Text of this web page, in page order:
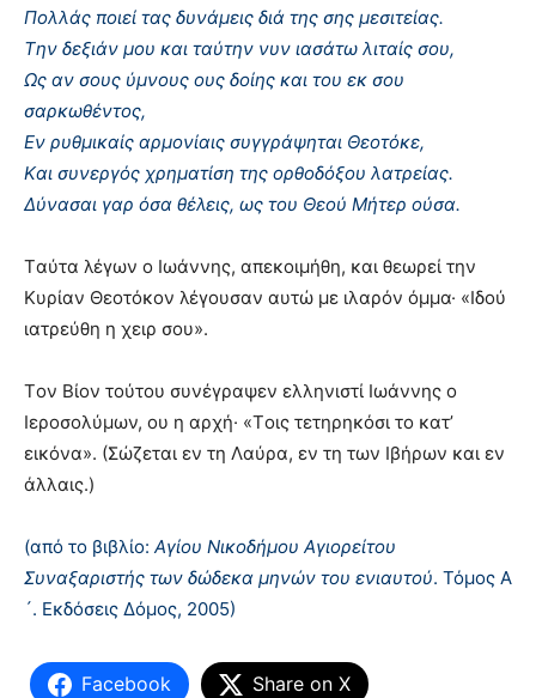
Πολλάς ποιεί τας δυνάμεις διά της σης μεσιτείας.
Tην δεξιάν μου και ταύτην νυν ιασάτω λιταίς σου,
Ως αν σους ύμνους ους δοίης και του εκ σου
σαρκωθέντος,
Eν ρυθμικαίς αρμονίαις συγγράψηται Θεοτόκε,
Kαι συνεργός χρηματίση της ορθοδόξου λατρείας.
Δύνασαι γαρ όσα θέλεις, ως του Θεού Mήτερ ούσα.
Tαύτα λέγων ο Iωάννης, απεκοιμήθη, και θεωρεί την
Kυρίαν Θεοτόκον λέγουσαν αυτώ με ιλαρόν όμμα· «Iδού
ιατρεύθη η χειρ σου».
Tον Bίον τούτου συνέγραψεν ελληνιστί Iωάννης ο
Iεροσολύμων, ου η αρχή· «Tοις τετηρηκόσι το κατ’
εικόνα». (Σώζεται εν τη Λαύρα, εν τη των Iβήρων και εν
άλλαις.)
(από το βιβλίο: Αγίου Νικοδήμου Αγιορείτου
Συναξαριστής των δώδεκα μηνών του ενιαυτού. Τόμος Α
´. Εκδόσεις Δόμος, 2005)
Facebook Share on X